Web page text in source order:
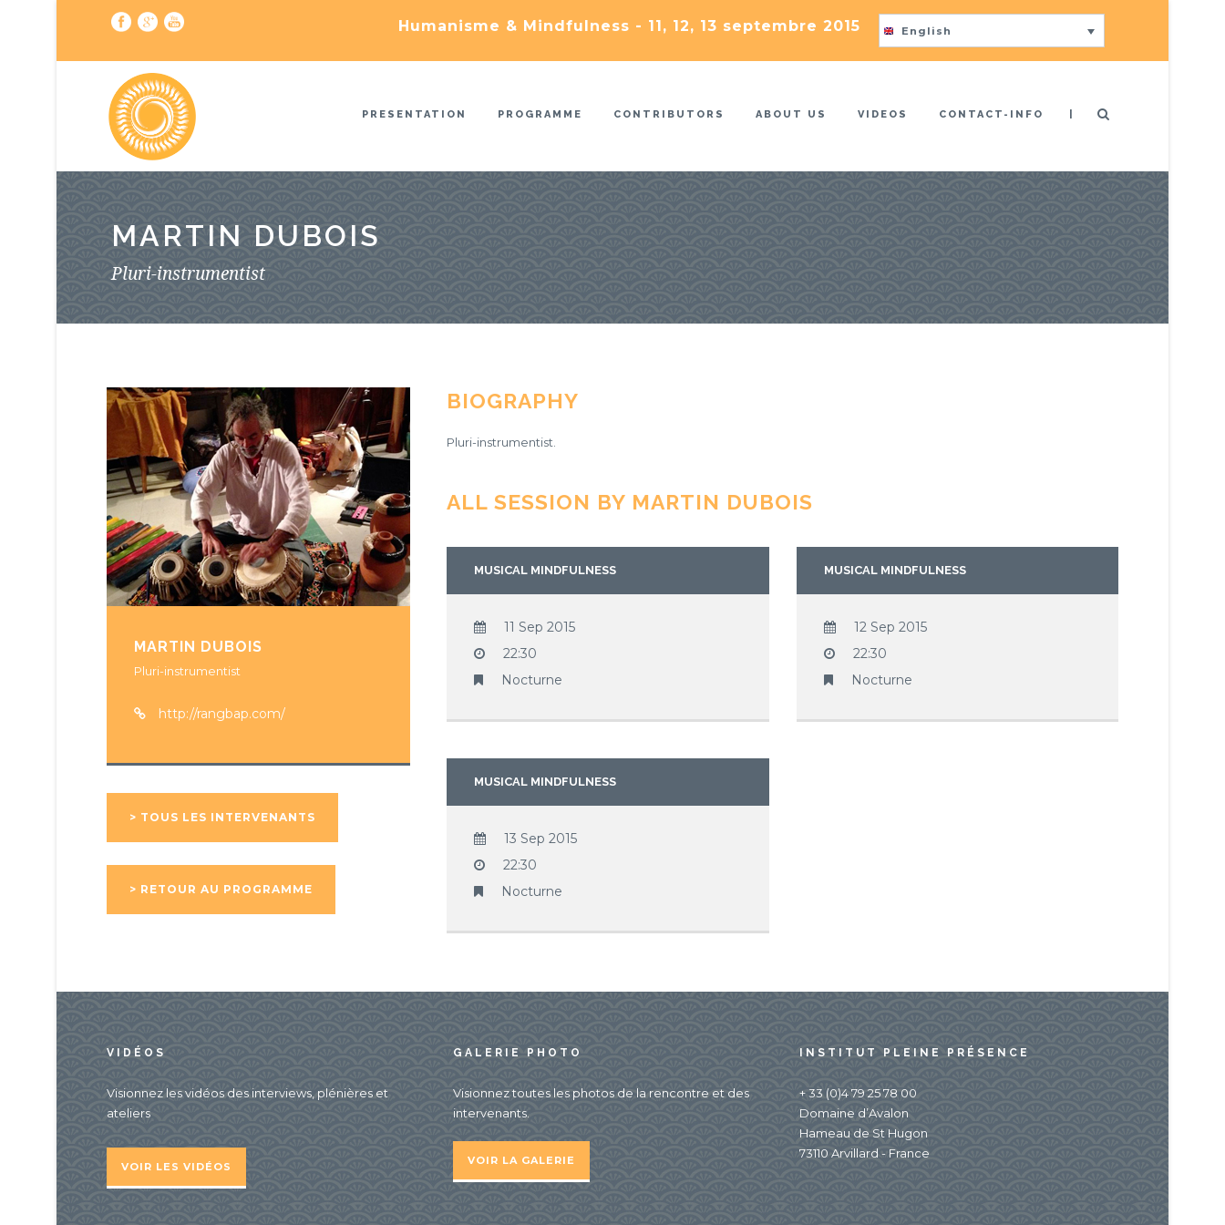
Humanisme & Mindfulness - 11, 12, 13 septembre 2015 English
PRESENTATION PROGRAMME CONTRIBUTORS ABOUT US VIDEOS CONTACT-INFO |
MARTIN DUBOIS
Pluri-instrumentist
MARTIN DUBOIS
Pluri-instrumentist
http://rangbap.com/
> TOUS LES INTERVENANTS
> RETOUR AU PROGRAMME
BIOGRAPHY
Pluri-instrumentist.
ALL SESSION BY MARTIN DUBOIS
MUSICAL MINDFULNESS
11 Sep 2015
22:30
Nocturne
MUSICAL MINDFULNESS
12 Sep 2015
22:30
Nocturne
MUSICAL MINDFULNESS
13 Sep 2015
22:30
Nocturne
VIDÉOS
Visionnez les vidéos des interviews, plénières et
ateliers
VOIR LES VIDÉOS
GALERIE PHOTO
Visionnez toutes les photos de la rencontre et des
intervenants.
VOIR LA GALERIE
INSTITUT PLEINE PRÉSENCE
+ 33 (0)4 79 25 78 00
Domaine d’Avalon
Hameau de St Hugon
73110 Arvillard - France